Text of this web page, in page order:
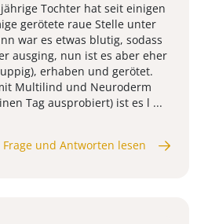
Tochter hat seit einigen
gerötete raue Stelle unter
war es etwas blutig, sodass
ausging, nun ist es aber eher
erhaben und gerötet.
Multilind und Neuroderm
Tag ausprobiert) ist es l ...
Frage und Antworten lesen